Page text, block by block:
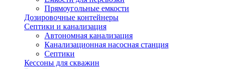
Прямоугольные емкости
Дозировочные контейнеры
Септики и канализация
Автономная канализация
Канализационная насосная станция
Септики
Кессоны для скважин